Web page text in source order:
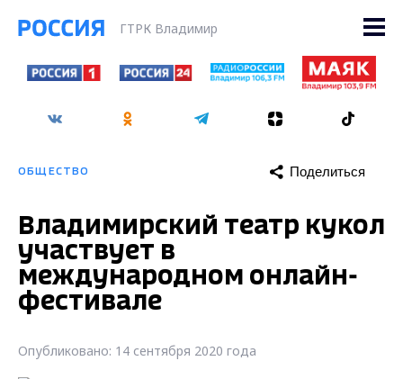
ГТРК Владимир
ОБЩЕСТВО Поделиться
Владимирский театр кукол
участвует в
международном онлайн-
фестивале
Опубликовано: 14 сентября 2020 года